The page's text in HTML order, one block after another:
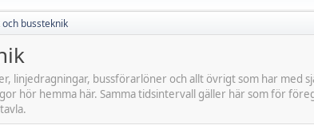
bussteknik
linjedragningar, bussförarlöner och allt övrigt som har
hör hemma här. Samma tidsintervall gäller här som för